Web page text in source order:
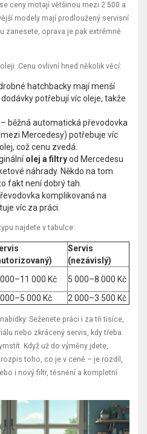
ceny motají většinou mezi 2 500 a
modely mají prodloužený servisní
zanesete, oprava je pak extrémně
Cenu ovlivní hned několik věcí:
hatchbacky mají menší
potřebují víc oleje, takže
běžná automatická převodovka
Mercedesy) potřebuje víc
což cenu zvedá.
olej a filtryod Mercedesu
náhrady. Někdo na tom
fakt není dobrý tah.
komplikovaná na
víc za práci.
najdete v tabulce:
Servis
(nezávislý)
000 Kč
5 000–8 000 Kč
000 Kč 2 000–3 500 Kč
Seženete práci i za tři tisíce,
nebo zkrácený servis, kdy třeba
Když už do výměny jdete,
toho, co je v ceně – je rozdíl,
i nový filtr, těsnění a kompletní